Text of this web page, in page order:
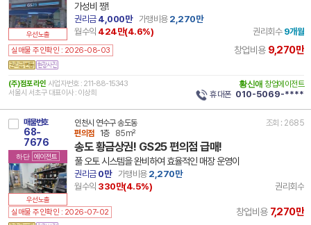
우선노출
가성비 짱!
권리금4,000만 가맹비용2,270만
월수익 424만(4.6%) 권리회수 9개월
실매물 주인확인 : 2026-08-03 창업비용 9,270만
(주)점포라인 사업자번호 : 211-88-15343
서울시 서초구 대표이사 : 이상희
황신애 창업에이전트
휴대폰 010-5069-****
매물번호
68-
7676
하단 에이전트
우선노출
인천시 연수구 송도동
조회 : 2685
편의점
1층 85m²
송도 황금상권! GS25 편의점 급매!
풀 오토 시스템을 완비하여 효율적인 매장 운영이
권리금0만 가맹비용2,270만
월수익 330만(4.5%) 권리회수
실매물 주인확인 : 2026-07-02 창업비용 7,270만